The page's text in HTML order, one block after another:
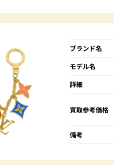
ブランド名
モデル名
詳細
買取参考価格
備考